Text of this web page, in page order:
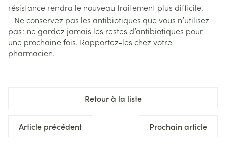
résistance rendra le nouveau traitement plus difficile.
Ne conservez pas les antibiotiques que vous n’utilisez
pas : ne gardez jamais les restes d’antibiotiques pour
une prochaine fois. Rapportez-les chez votre
pharmacien.
Retour à la liste
Article précédent Prochain article